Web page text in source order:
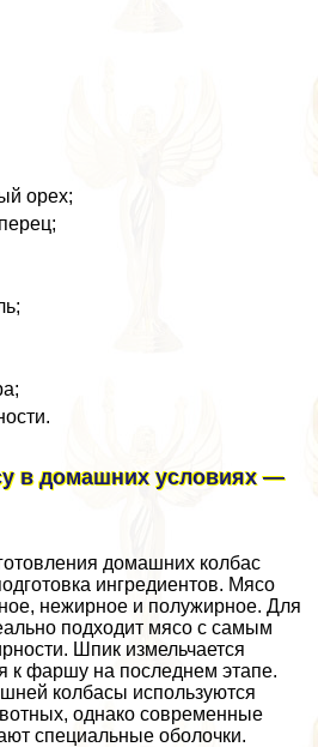
орех;
в домашних условиях —
домашних колбас
ингредиентов. Мясо
нежирное и полужирное. Для
подходит мясо с самым
Шпик измельчается
к фаршу на последнем этапе.
колбасы используются
однако современные
специальные оболочки.